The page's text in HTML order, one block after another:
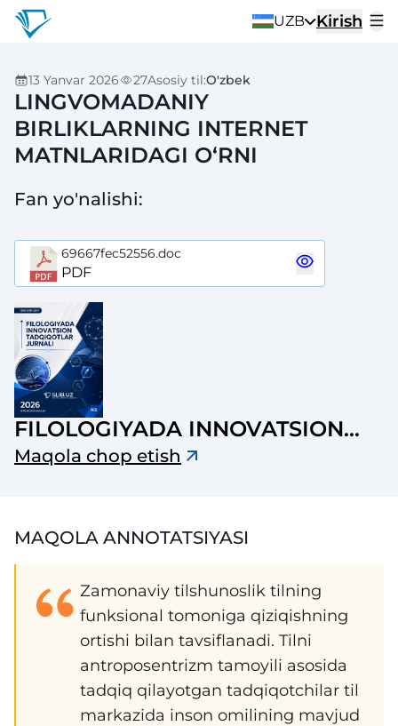
UZB Kirish
13 Yanvar 2026 27Asosiy til:O'zbek
LINGVOMADANIY
BIRLIKLARNING INTERNET
MATNLARIDAGI O‘RNI
Fan yo'nalishi:
69667fec52556.doc
PDF
FILOLOGIYADA INNOVATSION
TADQIQOTLAR JURNALI
Maqola chop etish
MAQOLA ANNOTATSIYASI
Zamonaviy tilshunoslik tilning
funksional tomoniga qiziqishning
ortishi bilan tavsiflanadi. Tilni
antroposentrizm tamoyili asosida
tadqiq qilayotgan tadqiqotchilar til
markazida inson omilining mavjud